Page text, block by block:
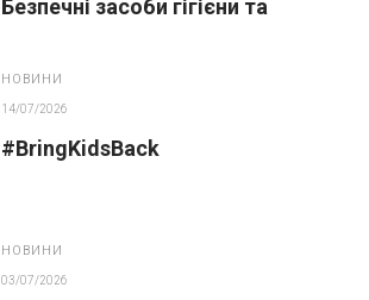
Безпечні засоби гігієни та
НОВИНИ
14/07/2026
#BringKidsBack
НОВИНИ
03/07/2026